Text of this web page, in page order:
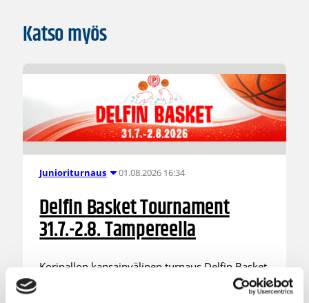
Katso myös
Junioriturnaus 01.08.2026 16:34
Delfin Basket Tournament
31.7.-2.8. Tampereella
Koripallon kansainvälinen turnaus Delfin Basket
pelataan Tampereella tänä viikonloppuna.
Järjestyksessään 39. turnaus kerää yhteen 200